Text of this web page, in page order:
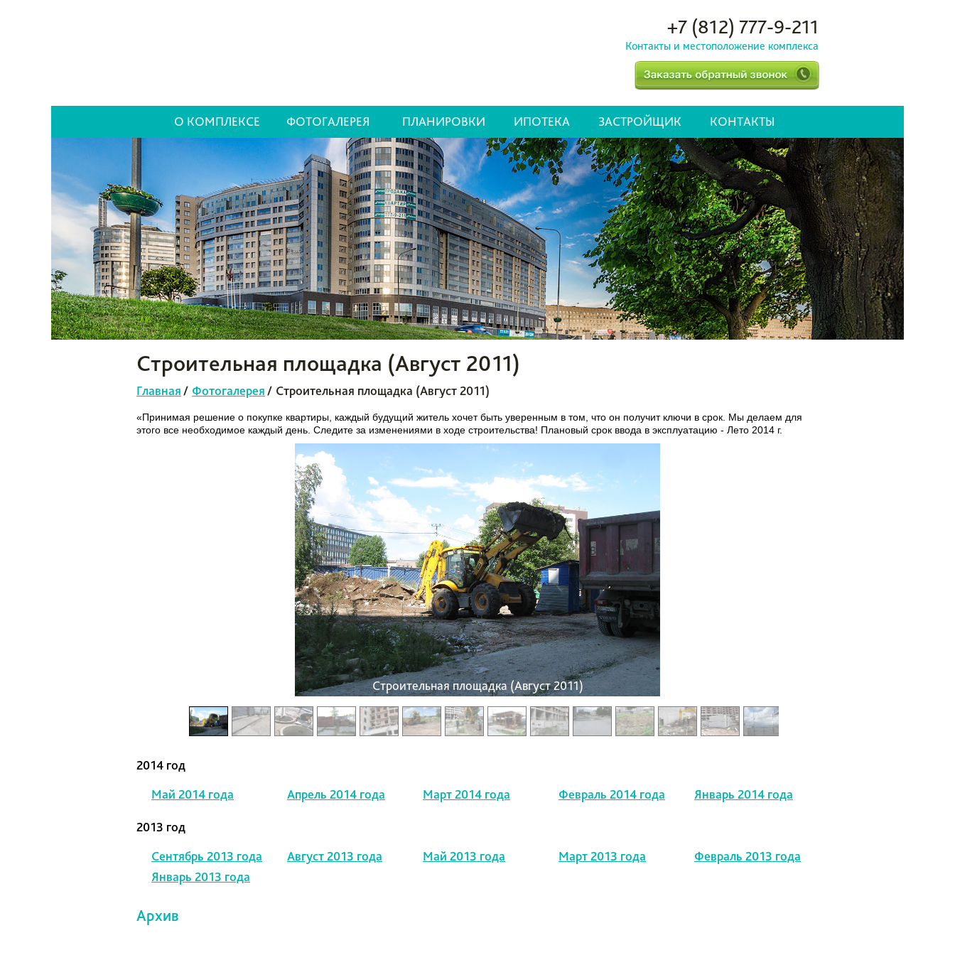
+7 (812) 777-9-211
Контакты и местоположение комплекса
О КОМПЛЕКСЕ ФОТОГАЛЕРЕЯ ПЛАНИРОВКИ ИПОТЕКА ЗАСТРОЙЩИК КОНТАКТЫ
Строительная площадка (Август 2011)
Главная / Фотогалерея / Строительная площадка (Август 2011)
«Принимая решение о покупке квартиры, каждый будущий житель хочет быть уверенным в том, что он получит ключи в срок. Мы делаем для
этого все необходимое каждый день. Следите за изменениями в ходе строительства! Плановый срок ввода в эксплуатацию - Лето 2014 г.
Строительная площадка (Август 2011)
2014 год
Май 2014 года
Апрель 2014 года Март 2014 года Февраль 2014 года Январь 2014 года
2013 год
Сентябрь 2013 года
Август 2013 года Май 2013 года Март 2013 года
Февраль 2013 года
Январь 2013 года
Архив